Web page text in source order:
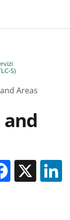
SWITCHER:
S)
Areas
and
X